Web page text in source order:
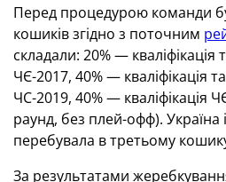
Перед процедурою команди
кошиків згідно з поточним
складали: 20% — кваліфікація
ЧЄ-2017, 40% — кваліфікація
ЧС-2019, 40% — кваліфікація
раунд, без плей-офф). Україна
перебувала в третьому
За результатами